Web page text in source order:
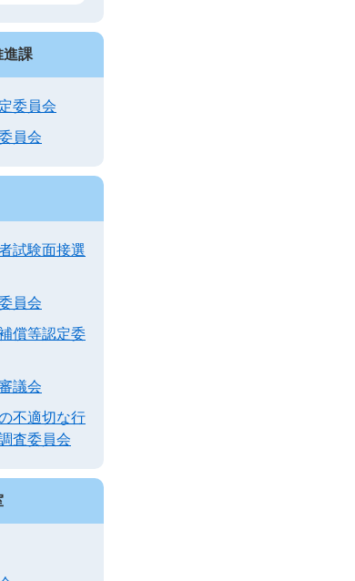
進課
委員会
員会
試験面接選
員会
償等認定委
議会
不適切な行
査委員会